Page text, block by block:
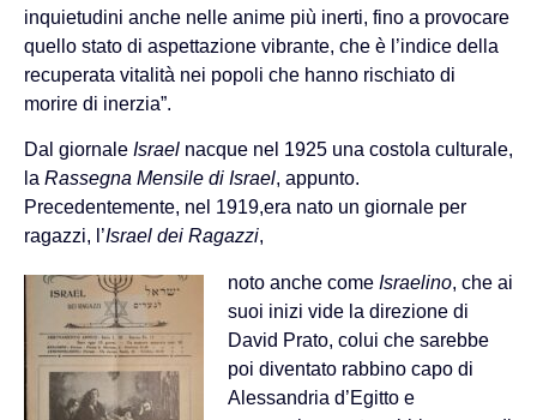
inquietudini anche nelle anime più inerti, fino a provocare
quello stato di aspettazione vibrante, che è l’indice della
recuperata vitalità nei popoli che hanno rischiato di
morire di inerzia”.
Dal giornale Israel nacque nel 1925 una costola culturale,
la Rassegna Mensile di Israel, appunto.
Precedentemente, nel 1919,era nato un giornale per
ragazzi, l’Israel dei Ragazzi,
noto anche come Israelino, che ai
suoi inizi vide la direzione di
David Prato, colui che sarebbe
poi diventato rabbino capo di
Alessandria d’Egitto e